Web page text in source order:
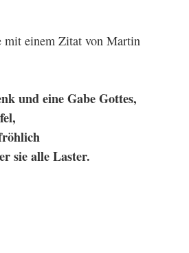
mit einem Zitat von Martin
und eine Gabe Gottes,
sie alle Laster.